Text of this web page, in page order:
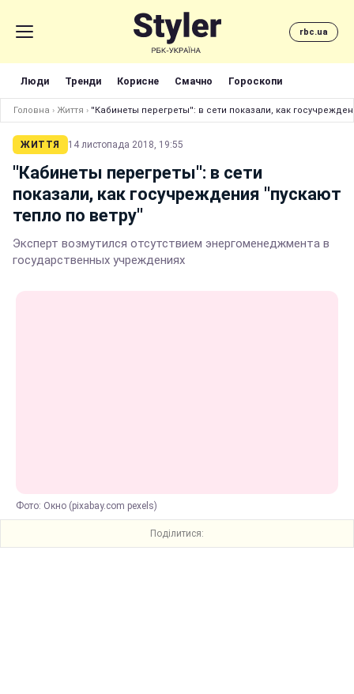
rbc.ua
Люди Тренди Корисне Смачно Гороскопи
Головна › Життя › ''Кабинеты перегреты'': в сети показали, как
ЖИТТЯ 14 листопада 2018, 19:55
''Кабинеты перегреты'': в сети
показали, как госучреждения ''пускают
тепло по ветру''
Эксперт возмутился отсутствием энергоменеджмента в
государственных учреждениях
Фото: Окно (pixabay.com pexels)
Поділитися: